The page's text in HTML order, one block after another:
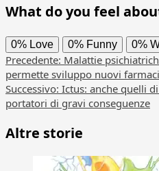
What do you feel
0% Love 0% Funny 0%
Navigazione
articolo
Precedente: Malattie
permette sviluppo nuovi farmaci
Successivo: Ictus: anche quelli
portatori di gravi conseguenze
Altre storie